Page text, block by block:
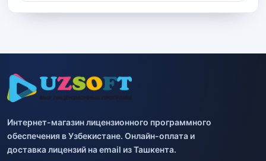
Интернет-магазин лицензионного программного
обеспечения в Узбекистане. Онлайн-оплата и
доставка лицензий на email из Ташкента.